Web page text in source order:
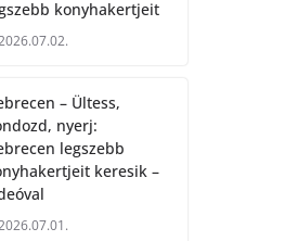
konyhakertjeit
– Ültess,
nyerj:
legszebb
keresik –